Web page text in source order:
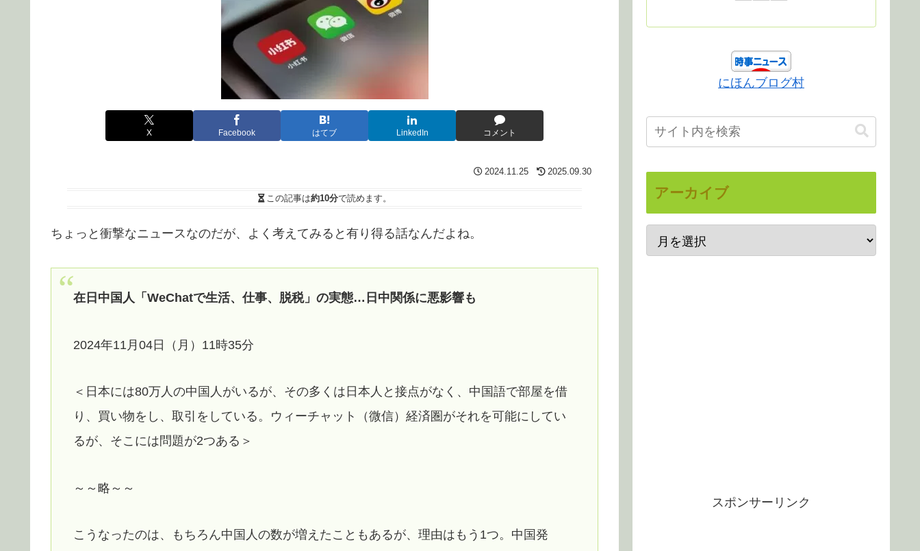
X Facebook はてブ LinkedIn コメント
2024.11.25 2025.09.30
この記事は約10分で読めます。
ちょっと衝撃なニュースなのだが、よく考えてみると有り得る話なんだよね。
在日中国人「WeChatで生活、仕事、脱税」の実態…日中関係に悪影響も
2024年11月04日（月）11時35分
＜日本には80万人の中国人がいるが、その多くは日本人と接点がなく、中国語で部屋を借
り、買い物をし、取引をしている。ウィーチャット（微信）経済圏がそれを可能にしてい
るが、そこには問題が2つある＞
～～略～～
こうなったのは、もちろん中国人の数が増えたこともあるが、理由はもう1つ。中国発
にほんブログ村
アーカイブ
スポンサーリンク